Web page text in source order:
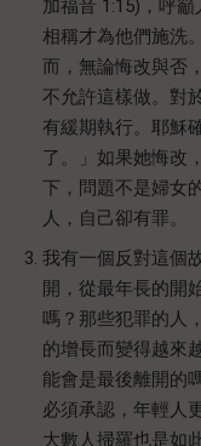
加福音 1:15)，呼
相稱才為他們施洗
而，無論悔改與否
不允許這樣做。對
有緩期執行。耶穌
了。」如果她悔改
下，問題不是婦女
人，自己卻有罪。
我有一個反對這個
開，從最年長的開
嗎？那些犯罪的人
的增長而變得越來
能會是最後離開的
必須承認，年輕人
大數人掃羅也是如此